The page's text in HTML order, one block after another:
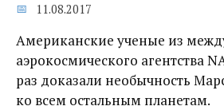
11.08.2017
Американские ученые из
аэрокосмического агентства
раз доказали необычность
ко всем остальным планетам.